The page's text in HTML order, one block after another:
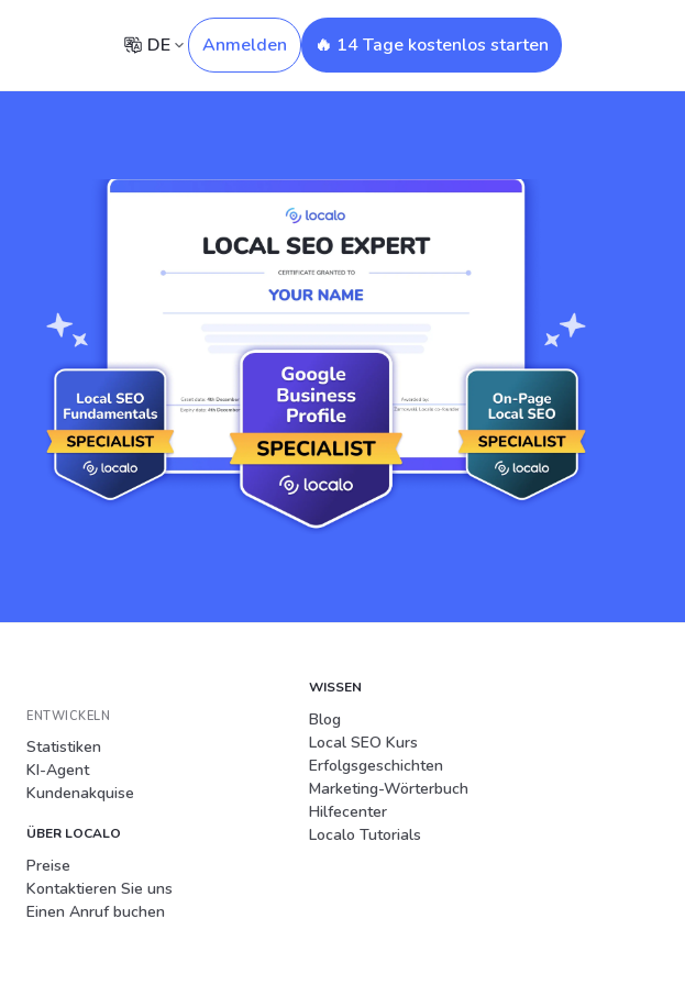
DE Anmelden 🔥 14 Tage kostenlos starten
ENTWICKELN
Statistiken
KI-Agent
Kundenakquise
ÜBER LOCALO
Preise
Kontaktieren Sie uns
Einen Anruf buchen
WISSEN
Blog
Local SEO Kurs
Erfolgsgeschichten
Marketing-Wörterbuch
Hilfecenter
Localo Tutorials